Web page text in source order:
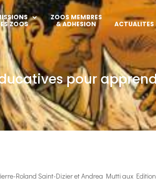
ZOOS
ZOOS MEMBRES
& ADHESION
ACTUALITES
pour
Roland Saint-Dizier et Andrea Mutti aux